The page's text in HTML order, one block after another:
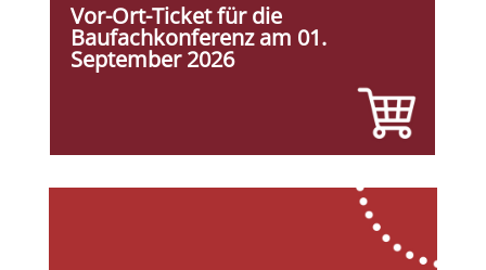
Vor-Ort-Ticket für die
Baufachkonferenz am 01.
September 2026